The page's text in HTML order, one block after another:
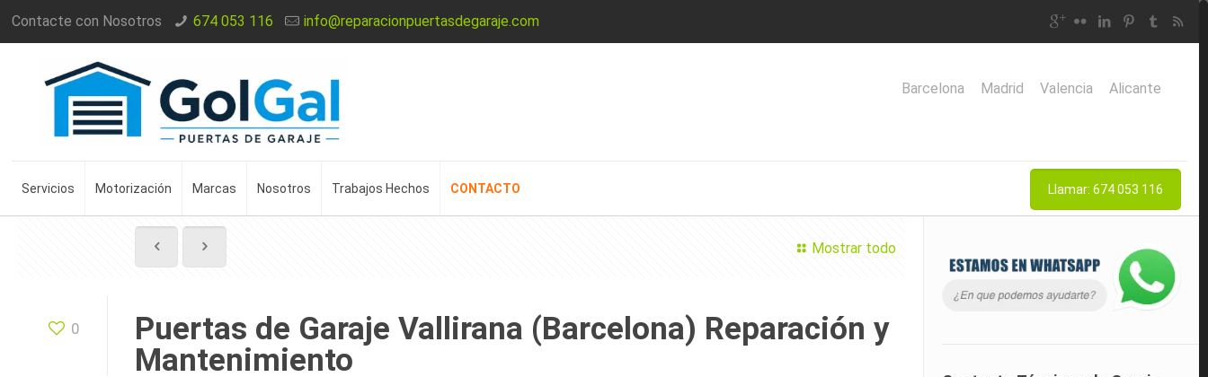
Contacte con Nosotros 674 053 116 info@reparacionpuertasdegaraje.com
Servicios Motorización Marcas Nosotros Trabajos Hechos CONTACTO
Barcelona Madrid Valencia Alicante
Llamar: 674 053 116
Mostrar todo
0
Puertas de Garaje Vallirana (Barcelona) Reparación y
Mantenimiento